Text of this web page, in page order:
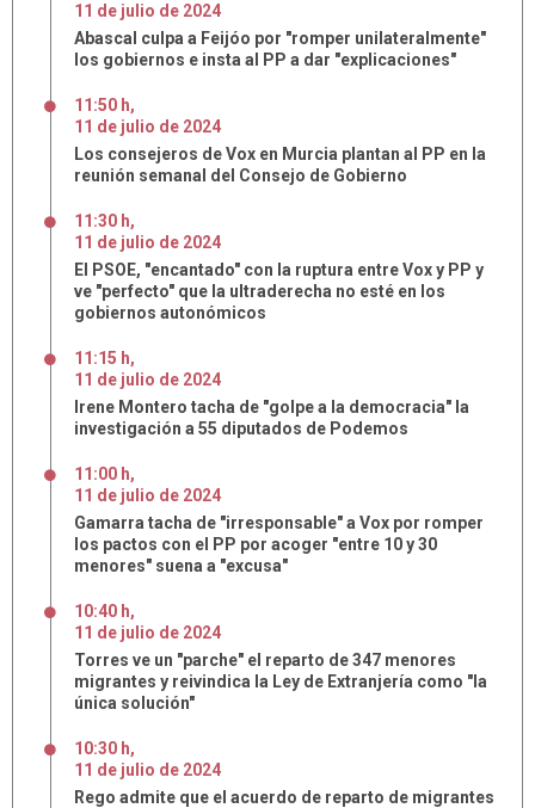
11 de julio de 2024
Abascal culpa a Feijóo por "romper unilateralmente"
los gobiernos e insta al PP a dar "explicaciones"
11:50 h,
11 de julio de 2024
Los consejeros de Vox en Murcia plantan al PP en la
reunión semanal del Consejo de Gobierno
11:30 h,
11 de julio de 2024
El PSOE, "encantado" con la ruptura entre Vox y PP y
ve "perfecto" que la ultraderecha no esté en los
gobiernos autonómicos
11:15 h,
11 de julio de 2024
Irene Montero tacha de "golpe a la democracia" la
investigación a 55 diputados de Podemos
11:00 h,
11 de julio de 2024
Gamarra tacha de "irresponsable" a Vox por romper
los pactos con el PP por acoger "entre 10 y 30
menores" suena a "excusa"
10:40 h,
11 de julio de 2024
Torres ve un "parche" el reparto de 347 menores
migrantes y reivindica la Ley de Extranjería como "la
única solución"
10:30 h,
11 de julio de 2024
Rego admite que el acuerdo de reparto de migrantes